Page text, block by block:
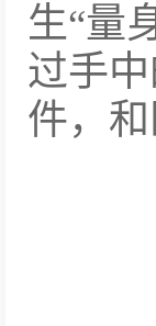
生“量
过手
件，